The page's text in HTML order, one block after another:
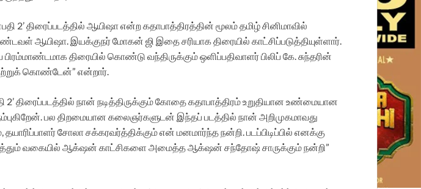
2’ திரைப்படத்தில் ஆயிஷா என்ற கதாபாத்திரத்தின் மூலம் தமிழ் சினிமாவில்
ஆயிஷா. இயக்குநர் மோகன் ஜி இதை சரியாக திரையில் காட்சிப்படுத்தியுள்ளார்.
திரையில் கொண்டு வந்திருக்கும் ஒளிப்பதிவாளர் பிலிப் கே. சுந்தரின்
கற்றுக் கொண்டேன்” என்றார்.
திரைப்படத்தில் நான் நடித்திருக்கும் கோதை கதாபாத்திரம் உறுதியான உண்மையான
பல திறமையான கலைஞர்களுடன் இந்தப் படத்தில் நான் அறிமுகமாவது
சோலா சக்கரவர்த்திக்கும் என் மனமார்ந்த நன்றி. படப்பிடிப்பில் எனக்கு
வகையில் ஆக்‌ஷன் காட்சிகளை அமைத்த ஆக்‌ஷன் சந்தோஷ் சாருக்கும் நன்றி”